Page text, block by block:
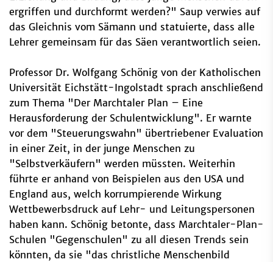
ergriffen und durchformt werden?" Saup verwies auf
das Gleichnis vom Sämann und statuierte, dass alle
Lehrer gemeinsam für das Säen verantwortlich seien.
Professor Dr. Wolfgang Schönig von der Katholischen
Universität Eichstätt-Ingolstadt sprach anschließend
zum Thema "Der Marchtaler Plan – Eine
Herausforderung der Schulentwicklung". Er warnte
vor dem "Steuerungswahn" übertriebener Evaluation
in einer Zeit, in der junge Menschen zu
"Selbstverkäufern" werden müssten. Weiterhin
führte er anhand von Beispielen aus den USA und
England aus, welch korrumpierende Wirkung
Wettbewerbsdruck auf Lehr- und Leitungspersonen
haben kann. Schönig betonte, dass Marchtaler-Plan-
Schulen "Gegenschulen" zu all diesen Trends sein
könnten, da sie "das christliche Menschenbild